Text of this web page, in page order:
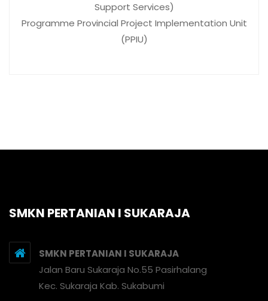
Support Services)
Programme Provincial Project Implementation Unit
(PPIU)
SMKN PERTANIAN I SUKARAJA
SMKN PERTANIAN I SUKARAJA
Jalan Baru Sukaraja No.55 Pasirhalang
Kec. Sukaraja Kab. Sukabumi